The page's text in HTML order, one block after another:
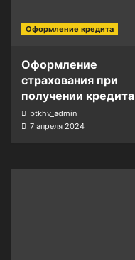
Оформление кредита
Оформление
страхования при
получении кредита
btkhv_admin
7 апреля 2024